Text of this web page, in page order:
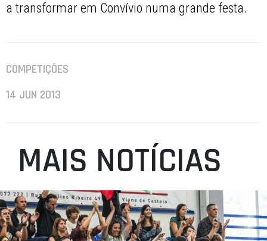
a transformar em Convívio numa grande festa.
COMPETIÇÕES
14 JUN 2013
MAIS NOTÍCIAS